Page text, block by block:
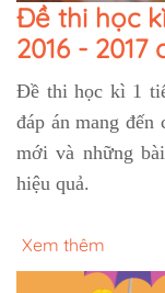
Đề thi học
2016 -
Đề thi học kì 1
đáp án mang
mới và những
hiệu quả.
Xem thêm